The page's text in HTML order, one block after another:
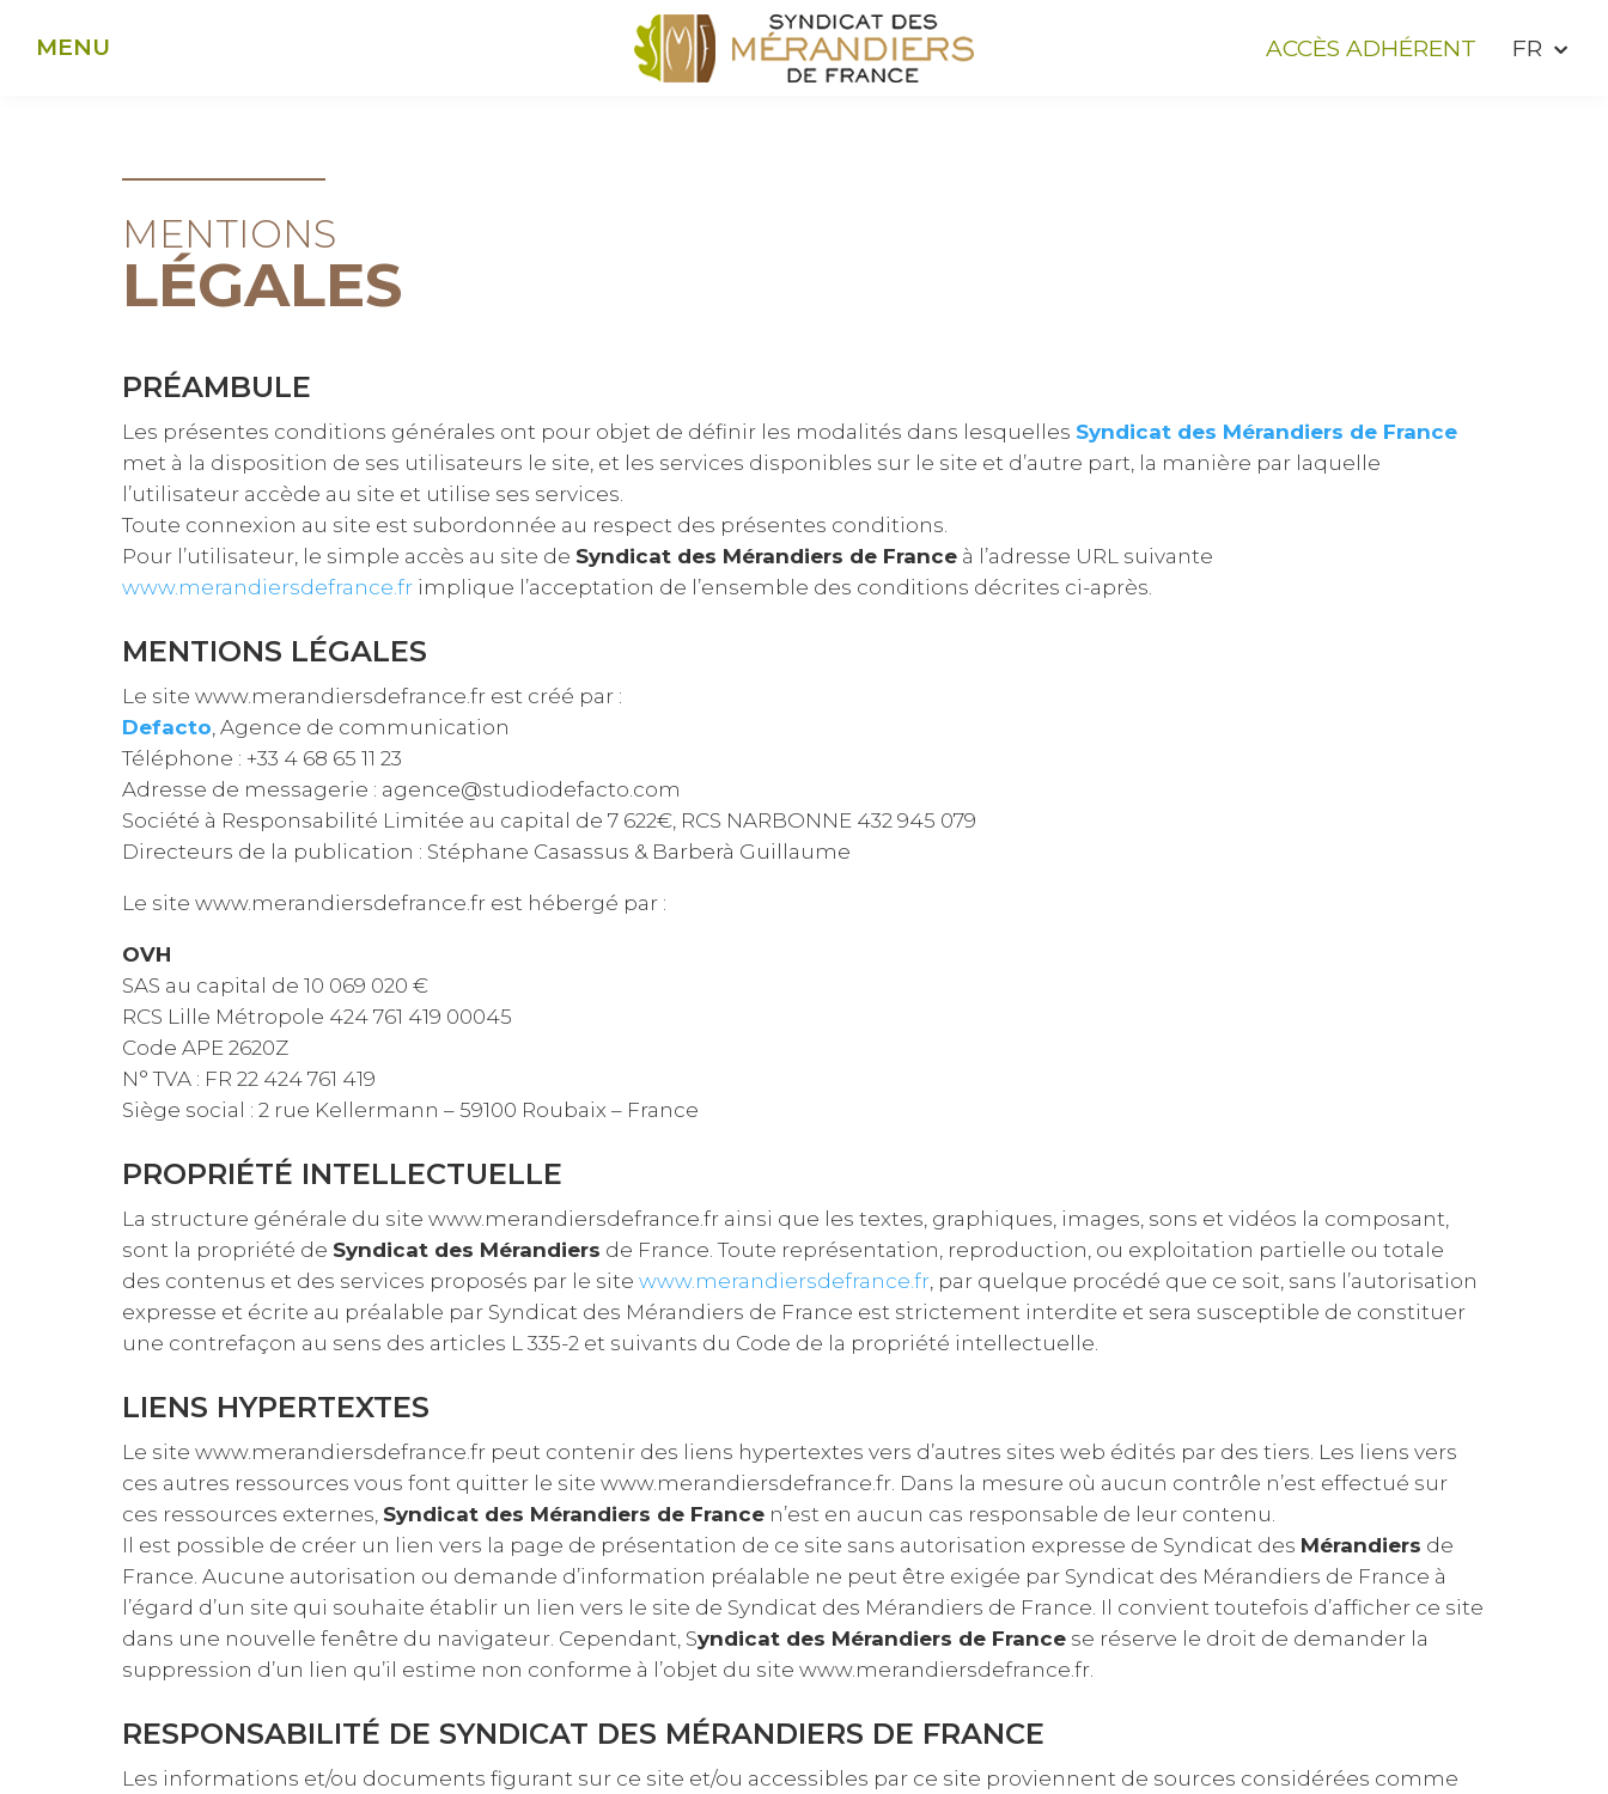
ACCÈS ADHÉRENT
MENTIONS
LÉGALES
PRÉAMBULE
Les présentes conditions générales ont pour objet de définir les modalités dans lesquelles Syndicat des Mérandiers de France
met à la disposition de ses utilisateurs le site, et les services disponibles sur le site et d’autre part, la manière par laquelle
l’utilisateur accède au site et utilise ses services.
Toute connexion au site est subordonnée au respect des présentes conditions.
Pour l’utilisateur, le simple accès au site de Syndicat des Mérandiers de France à l’adresse URL suivante
www.merandiersdefrance.fr implique l’acceptation de l’ensemble des conditions décrites ci-après.
MENTIONS LÉGALES
Le site www.merandiersdefrance.fr est créé par :
Defacto, Agence de communication
Téléphone : +33 4 68 65 11 23
Adresse de messagerie : agence@studiodefacto.com
Société à Responsabilité Limitée au capital de 7 622€, RCS NARBONNE 432 945 079
Directeurs de la publication : Stéphane Casassus & Barberà Guillaume
Le site www.merandiersdefrance.fr est hébergé par :
OVH
SAS au capital de 10 069 020 €
RCS Lille Métropole 424 761 419 00045
Code APE 2620Z
N° TVA : FR 22 424 761 419
Siège social : 2 rue Kellermann – 59100 Roubaix – France
PROPRIÉTÉ INTELLECTUELLE
La structure générale du site www.merandiersdefrance.fr ainsi que les textes, graphiques, images, sons et vidéos la composant,
sont la propriété de Syndicat des Mérandiers de France. Toute représentation, reproduction, ou exploitation partielle ou totale
des contenus et des services proposés par le site www.merandiersdefrance.fr, par quelque procédé que ce soit, sans l’autorisation
expresse et écrite au préalable par Syndicat des Mérandiers de France est strictement interdite et sera susceptible de constituer
une contrefaçon au sens des articles L 335-2 et suivants du Code de la propriété intellectuelle.
LIENS HYPERTEXTES
Le site www.merandiersdefrance.fr peut contenir des liens hypertextes vers d’autres sites web édités par des tiers. Les liens vers
ces autres ressources vous font quitter le site www.merandiersdefrance.fr. Dans la mesure où aucun contrôle n’est effectué sur
ces ressources externes, Syndicat des Mérandiers de France n’est en aucun cas responsable de leur contenu.
Il est possible de créer un lien vers la page de présentation de ce site sans autorisation expresse de Syndicat des Mérandiers de
France. Aucune autorisation ou demande d’information préalable ne peut être exigée par Syndicat des Mérandiers de France à
l’égard d’un site qui souhaite établir un lien vers le site de Syndicat des Mérandiers de France. Il convient toutefois d’afficher ce site
dans une nouvelle fenêtre du navigateur. Cependant, Syndicat des Mérandiers de France se réserve le droit de demander la
suppression d’un lien qu’il estime non conforme à l’objet du site www.merandiersdefrance.fr.
RESPONSABILITÉ DE SYNDICAT DES MÉRANDIERS DE FRANCE
Les informations et/ou documents figurant sur ce site et/ou accessibles par ce site proviennent de sources considérées comme